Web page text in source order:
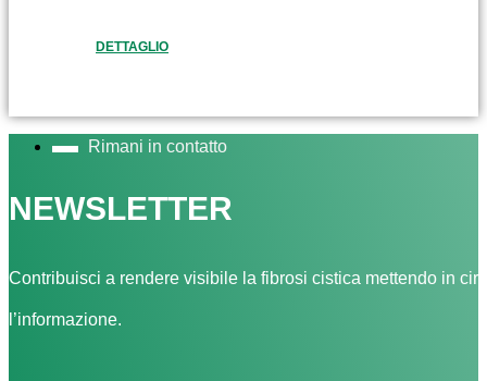
DETTAGLIO
Rimani in contatto
NEWSLETTER
Contribuisci a rendere visibile la fibrosi cistica mettendo in
l’informazione.